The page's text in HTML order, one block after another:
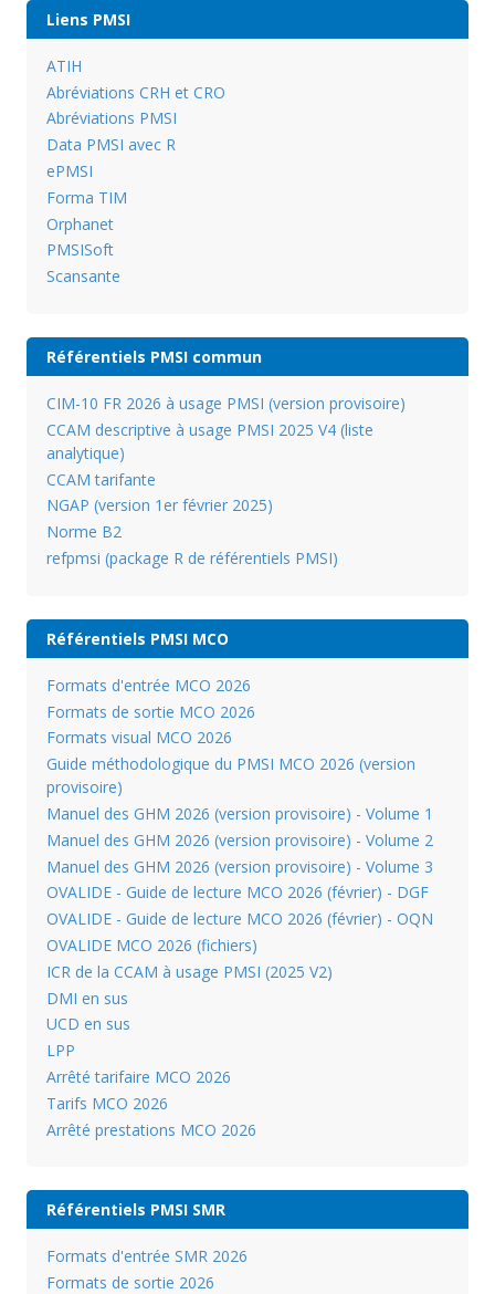
Liens PMSI
ATIH
Abréviations CRH et CRO
Abréviations PMSI
Data PMSI avec R
ePMSI
Forma TIM
Orphanet
PMSISoft
Scansante
Référentiels PMSI commun
CIM-10 FR 2026 à usage PMSI (version provisoire)
CCAM descriptive à usage PMSI 2025 V4 (liste
analytique)
CCAM tarifante
NGAP (version 1er février 2025)
Norme B2
refpmsi (package R de référentiels PMSI)
Référentiels PMSI MCO
Formats d'entrée MCO 2026
Formats de sortie MCO 2026
Formats visual MCO 2026
Guide méthodologique du PMSI MCO 2026 (version
provisoire)
Manuel des GHM 2026 (version provisoire) - Volume 1
Manuel des GHM 2026 (version provisoire) - Volume 2
Manuel des GHM 2026 (version provisoire) - Volume 3
OVALIDE - Guide de lecture MCO 2026 (février) - DGF
OVALIDE - Guide de lecture MCO 2026 (février) - OQN
OVALIDE MCO 2026 (fichiers)
ICR de la CCAM à usage PMSI (2025 V2)
DMI en sus
UCD en sus
LPP
Arrêté tarifaire MCO 2026
Tarifs MCO 2026
Arrêté prestations MCO 2026
Référentiels PMSI SMR
Formats d'entrée SMR 2026
Formats de sortie 2026